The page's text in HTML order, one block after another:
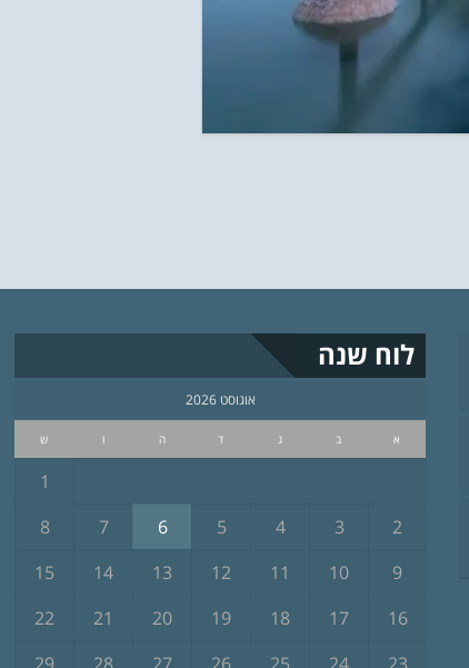
לוח שנה
אוגוסט 2026
א ב ג ד ה ו ש
1
2
3
4
5
6
7
8
9
10
11
12
13
14
15
16
17
18
19
20
21
22